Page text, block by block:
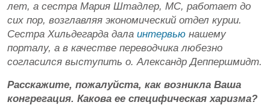
лет, а сестра Мария Штадлер, MC, работает до
сих пор, возглавляя экономический отдел курии.
Сестра Хильдегарда дала интервью нашему
порталу, а в качестве переводчика любезно
согласился выступить о. Александр Деппершмидт.
Расскажите, пожалуйста, как возникла Ваша
конгрегация. Какова ее специфическая харизма?